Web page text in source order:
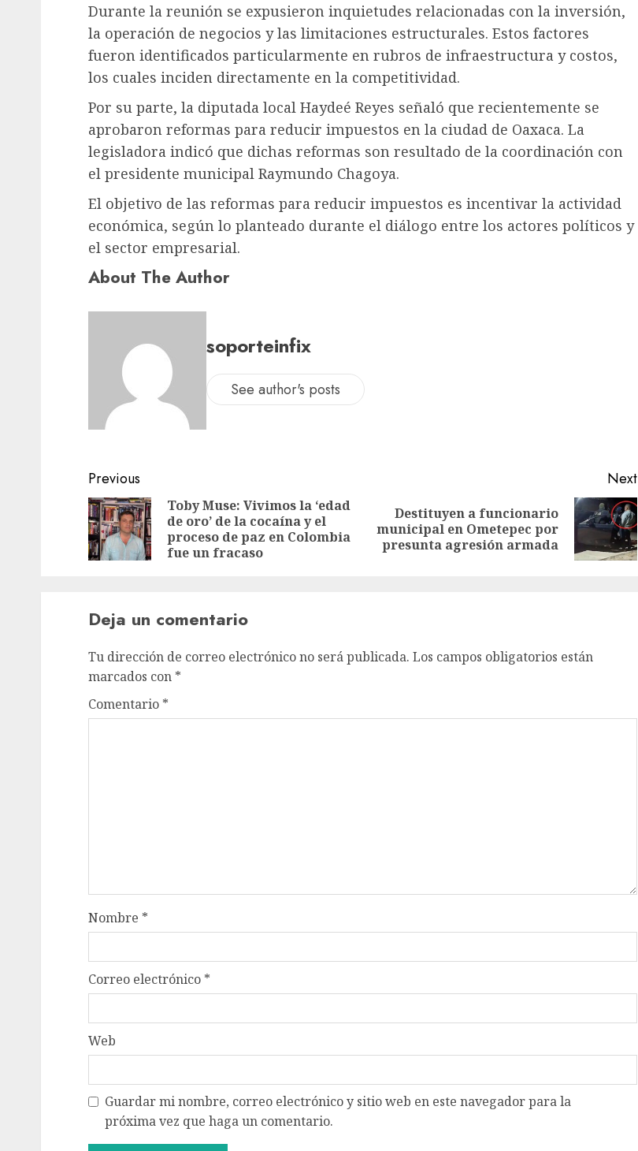
Durante la reunión se expusieron inquietudes relacionadas con la inversión,
la operación de negocios y las limitaciones estructurales. Estos factores
fueron identificados particularmente en rubros de infraestructura y costos,
los cuales inciden directamente en la competitividad.
Por su parte, la diputada local Haydeé Reyes señaló que recientemente se
aprobaron reformas para reducir impuestos en la ciudad de Oaxaca. La
legisladora indicó que dichas reformas son resultado de la coordinación con
el presidente municipal Raymundo Chagoya.
El objetivo de las reformas para reducir impuestos es incentivar la actividad
económica, según lo planteado durante el diálogo entre los actores políticos y
el sector empresarial.
About The Author
soporteinfix
See author's posts
Previous
Toby Muse: Vivimos la ‘edad
de oro’ de la cocaína y el
proceso de paz en Colombia
fue un fracaso
Next
Destituyen a funcionario
municipal en Ometepec por
presunta agresión armada
Deja un comentario
Tu dirección de correo electrónico no será publicada. Los campos obligatorios están
marcados con *
Comentario *
Nombre *
Correo electrónico *
Web
Guardar mi nombre, correo electrónico y sitio web en este navegador para la
próxima vez que haga un comentario.